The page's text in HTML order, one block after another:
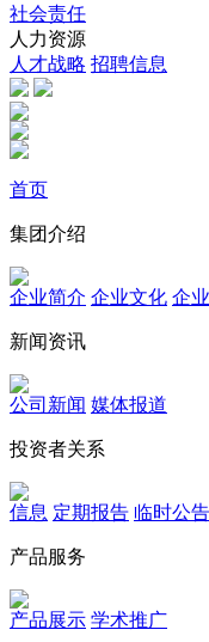
社会责任
人力资源
人才战略 招聘信息
首页
集团介绍
企业简介 企业文化 企
新闻资讯
公司新闻 媒体报道
投资者关系
信息 定期报告 临时公告
产品服务
产品展示 学术推广